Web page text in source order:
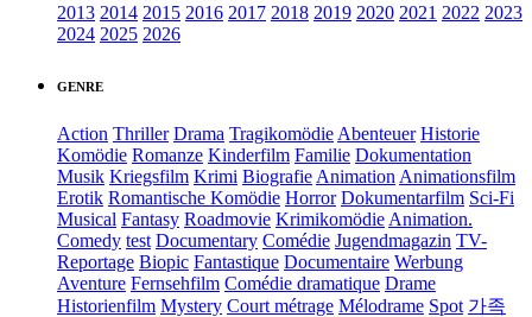
2013 2014 2015 2016 2017 2018 2019 2020 2021 2022 2023
2024 2025 2026
GENRE
Action Thriller Drama Tragikomödie Abenteuer Historie
Komödie Romanze Kinderfilm Familie Dokumentation
Musik Kriegsfilm Krimi Biografie Animation Animationsfilm
Erotik Romantische Komödie Horror Dokumentarfilm Sci-Fi
Musical Fantasy Roadmovie Krimikomödie Animation.
Comedy test Documentary Comédie Jugendmagazin TV-
Reportage Biopic Fantastique Documentaire Werbung
Aventure Fernsehfilm Comédie dramatique Drame
Historienfilm Mystery Court métrage Mélodrame Spot 가족